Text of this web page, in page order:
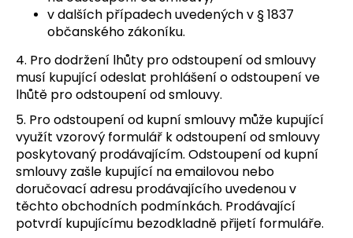
v dalších případech uvedených v § 1837
občanského zákoníku.
4. Pro dodržení lhůty pro odstoupení od smlouvy
musí kupující odeslat prohlášení o odstoupení ve
lhůtě pro odstoupení od smlouvy.
5. Pro odstoupení od kupní smlouvy může kupující
využít vzorový formulář k odstoupení od smlouvy
poskytovaný prodávajícím. Odstoupení od kupní
smlouvy zašle kupující na emailovou nebo
doručovací adresu prodávajícího uvedenou v
těchto obchodních podmínkách. Prodávající
potvrdí kupujícímu bezodkladně přijetí formuláře.